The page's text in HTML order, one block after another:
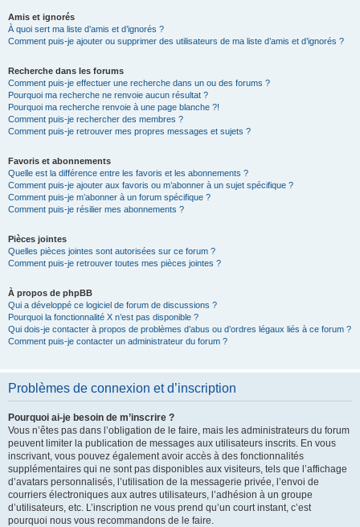
Amis et ignorés
À quoi sert ma liste d’amis et d’ignorés ?
Comment puis-je ajouter ou supprimer des utilisateurs de ma liste d’amis et d’ignorés ?
Recherche dans les forums
Comment puis-je effectuer une recherche dans un ou des forums ?
Pourquoi ma recherche ne renvoie aucun résultat ?
Pourquoi ma recherche renvoie à une page blanche ?!
Comment puis-je rechercher des membres ?
Comment puis-je retrouver mes propres messages et sujets ?
Favoris et abonnements
Quelle est la différence entre les favoris et les abonnements ?
Comment puis-je ajouter aux favoris ou m’abonner à un sujet spécifique ?
Comment puis-je m’abonner à un forum spécifique ?
Comment puis-je résilier mes abonnements ?
Pièces jointes
Quelles pièces jointes sont autorisées sur ce forum ?
Comment puis-je retrouver toutes mes pièces jointes ?
À propos de phpBB
Qui a développé ce logiciel de forum de discussions ?
Pourquoi la fonctionnalité X n’est pas disponible ?
Qui dois-je contacter à propos de problèmes d’abus ou d’ordres légaux liés à ce forum ?
Comment puis-je contacter un administrateur du forum ?
Problèmes de connexion et d’inscription
Pourquoi ai-je besoin de m’inscrire ?
Vous n’êtes pas dans l’obligation de le faire, mais les administrateurs du forum
peuvent limiter la publication de messages aux utilisateurs inscrits. En vous
inscrivant, vous pouvez également avoir accès à des fonctionnalités
supplémentaires qui ne sont pas disponibles aux visiteurs, tels que l’affichage
d’avatars personnalisés, l’utilisation de la messagerie privée, l’envoi de
courriers électroniques aux autres utilisateurs, l’adhésion à un groupe
d’utilisateurs, etc. L’inscription ne vous prend qu’un court instant, c’est
pourquoi nous vous recommandons de le faire.